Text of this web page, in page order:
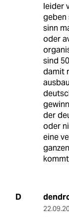
leider
geben
sinn
oder
sind
damit
der
oder
eine
D